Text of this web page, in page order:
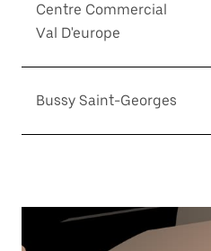
Centre Commercial
Val D'europe
Bussy Saint-Georges